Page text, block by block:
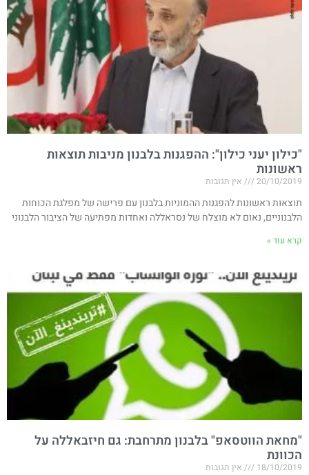
"כילון יעני כילון": ההפגנות בלבנון מניבות תוצאות
ראשונות
20/10/2019 אין תגובות
תוצאות ראשונות להפגנות ההמוניות בלבנון עם פרישה של מפלגת הכוחות
הלבנוניים, נאום לא מוצלח של נסראללה ואחדות מפתיעה של הציבור הלבנוני
קרא עוד »
"מחאת הווטסאפ" בלבנון מתרחבת: גם חיזבאללה על
הכוונת​
18/10/2019 אין תגובות